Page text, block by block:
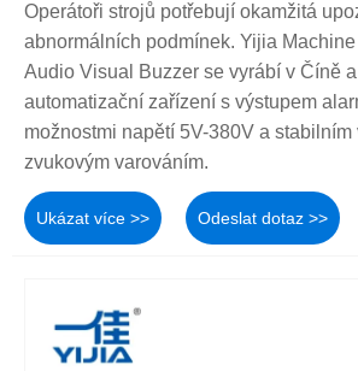
Operátoři strojů potřebují okamžitá
abnormálních podmínek. Yijia
Audio Visual Buzzer se vyrábí v Číně
automatizační zařízení s výstupem
možnostmi napětí 5V-380V a stabilním
zvukovým varováním.
Ukázat více >> Odeslat dotaz >>